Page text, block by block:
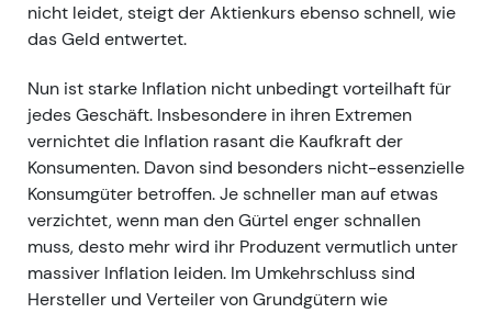
nicht leidet, steigt der Aktienkurs ebenso schnell, wie
das Geld entwertet.
Nun ist starke Inflation nicht unbedingt vorteilhaft für
jedes Geschäft. Insbesondere in ihren Extremen
vernichtet die Inflation rasant die Kaufkraft der
Konsumenten. Davon sind besonders nicht-essenzielle
Konsumgüter betroffen. Je schneller man auf etwas
verzichtet, wenn man den Gürtel enger schnallen
muss, desto mehr wird ihr Produzent vermutlich unter
massiver Inflation leiden. Im Umkehrschluss sind
Hersteller und Verteiler von Grundgütern wie